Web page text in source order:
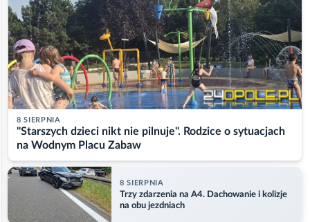
8 SIERPNIA
"Starszych dzieci nikt nie pilnuje". Rodzice o sytuacjach
na Wodnym Placu Zabaw
8 SIERPNIA
Trzy zdarzenia na A4. Dachowanie i kolizje
na obu jezdniach